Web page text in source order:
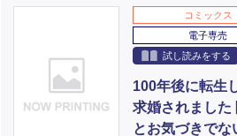
コミックス
電子専売
試し読みをする
100年後に転生
求婚されました
とお気づきで